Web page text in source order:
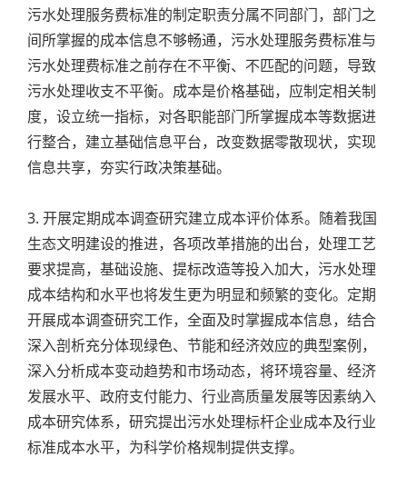
污水处理服务费标准的制定职责分属不同部门，部门之
间所掌握的成本信息不够畅通，污水处理服务费标准与
污水处理费标准之前存在不平衡、不匹配的问题，导致
污水处理收支不平衡。成本是价格基础，应制定相关制
度，设立统一指标，对各职能部门所掌握成本等数据进
行整合，建立基础信息平台，改变数据零散现状，实现
信息共享，夯实行政决策基础。
3. 开展定期成本调查研究建立成本评价体系。随着我国
生态文明建设的推进，各项改革措施的出台，处理工艺
要求提高，基础设施、提标改造等投入加大，污水处理
成本结构和水平也将发生更为明显和频繁的变化。定期
开展成本调查研究工作，全面及时掌握成本信息，结合
深入剖析充分体现绿色、节能和经济效应的典型案例，
深入分析成本变动趋势和市场动态，将环境容量、经济
发展水平、政府支付能力、行业高质量发展等因素纳入
成本研究体系，研究提出污水处理标杆企业成本及行业
标准成本水平，为科学价格规制提供支撑。